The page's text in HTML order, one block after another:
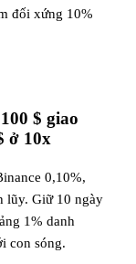
đối xứng 10%
$ giao
ở 10x
0,10%,
lũy. Giữ 10 ngày
1% danh
con sóng.